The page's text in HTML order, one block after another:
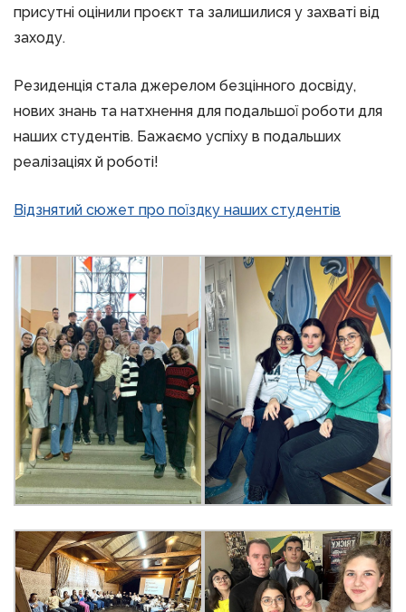
присутні оцінили проєкт та залишилися у захваті від
заходу.
Резиденція стала джерелом безцінного досвіду,
нових знань та натхнення для подальшої роботи для
наших студентів. Бажаємо успіху в подальших
реалізаціях й роботі!
Відзнятий сюжет про поїздку наших студентів